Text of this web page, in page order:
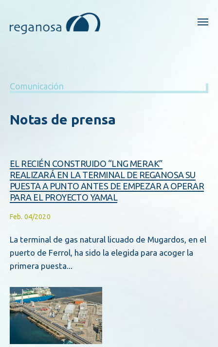
Comunicación
Notas de prensa
EL RECIÉN CONSTRUIDO “LNG MERAK”
REALIZARÁ EN LA TERMINAL DE REGANOSA SU
PUESTA A PUNTO ANTES DE EMPEZAR A OPERAR
PARA EL PROYECTO YAMAL
Feb. 04/2020
La terminal de gas natural licuado de Mugardos, en el
puerto de Ferrol, ha sido la elegida para acoger la
primera puesta...